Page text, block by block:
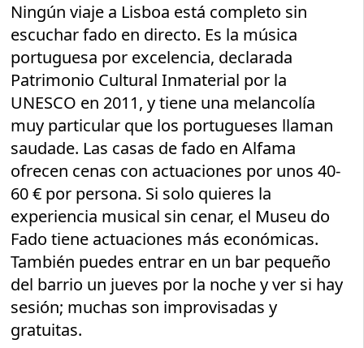
Ningún viaje a Lisboa está completo sin
escuchar fado en directo. Es la música
portuguesa por excelencia, declarada
Patrimonio Cultural Inmaterial por la
UNESCO en 2011, y tiene una melancolía
muy particular que los portugueses llaman
saudade. Las casas de fado en Alfama
ofrecen cenas con actuaciones por unos 40-
60 € por persona. Si solo quieres la
experiencia musical sin cenar, el Museu do
Fado tiene actuaciones más económicas.
También puedes entrar en un bar pequeño
del barrio un jueves por la noche y ver si hay
sesión; muchas son improvisadas y
gratuitas.